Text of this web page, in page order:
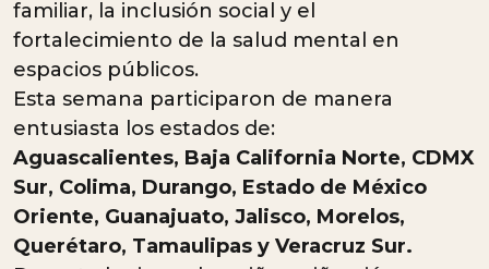
familiar, la inclusión social y el
fortalecimiento de la salud mental en
espacios públicos.
Esta semana participaron de manera
entusiasta los estados de:
Aguascalientes, Baja California Norte, CDMX
Sur, Colima, Durango, Estado de México
Oriente, Guanajuato, Jalisco, Morelos,
Querétaro, Tamaulipas y Veracruz Sur.